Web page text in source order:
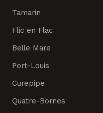
Tamarin
Flic en Flac
Belle Mare
Port-Louis
Curepipe
Quatre-Bornes